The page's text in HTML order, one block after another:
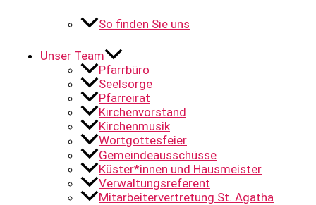
So finden Sie uns
Unser Team
Pfarrbüro
Seelsorge
Pfarreirat
Kirchenvorstand
Kirchenmusik
Wortgottesfeier
Gemeindeausschüsse
Küster*innen und Hausmeister
Verwaltungsreferent
Mitarbeitervertretung St. Agatha